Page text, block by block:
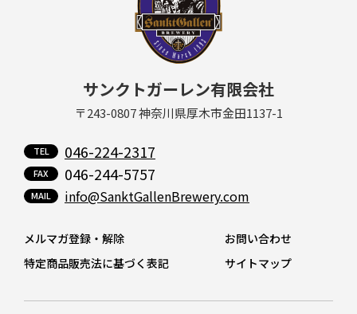
サンクトガーレン有限会社
〒243-0807 神奈川県厚木市金田1137-1
046-224-2317
046-244-5757
info@SanktGallenBrewery.com
メルマガ登録・解除
お問い合わせ
特定商品販売法に基づく表記
サイトマップ